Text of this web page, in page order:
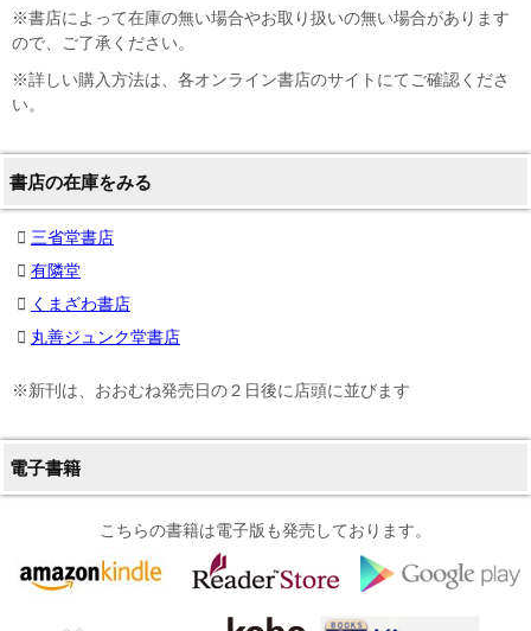
※書店によって在庫の無い場合やお取り扱いの無い場合があります
ので、ご了承ください。
※詳しい購入方法は、各オンライン書店のサイトにてご確認くださ
い。
書店の在庫をみる
三省堂書店
有隣堂
くまざわ書店
丸善ジュンク堂書店
※新刊は、おおむね発売日の２日後に店頭に並びます
電子書籍
こちらの書籍は電子版も発売しております。